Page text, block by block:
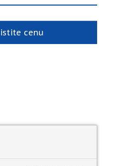
cenu